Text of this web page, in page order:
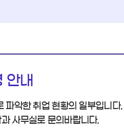
안내
파악한 취업 현황의 일부입니다.
사무실로 문의바랍니다.